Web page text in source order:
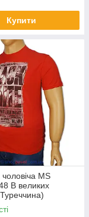
Купити
MS
B великих